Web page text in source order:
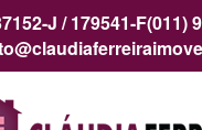
J / 179541-F(011)